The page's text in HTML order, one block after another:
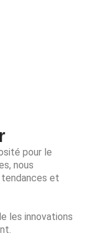
pour le
nous
et
les innovations